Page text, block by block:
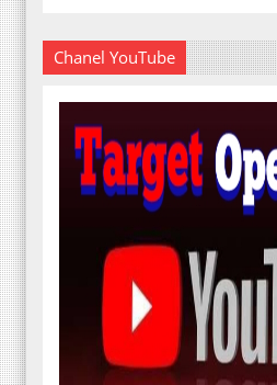
Chanel YouTube